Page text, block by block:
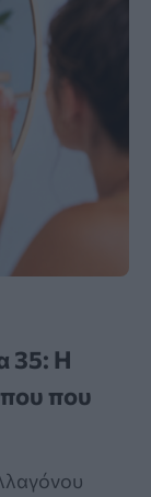
35: Η
που